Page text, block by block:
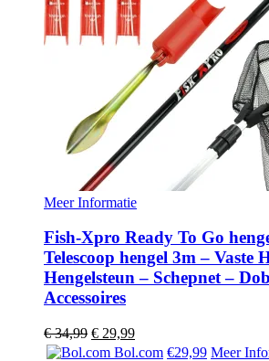
Meer Informatie
Fish-Xpro Ready To Go
Telescoop hengel 3m – Vaste
Hengelsteun – Schepnet –
Accessoires
€34,99 Oorspronkelijke
prijs
€ 29,99Huidige
prijs
Bol.com €29,99 Meer